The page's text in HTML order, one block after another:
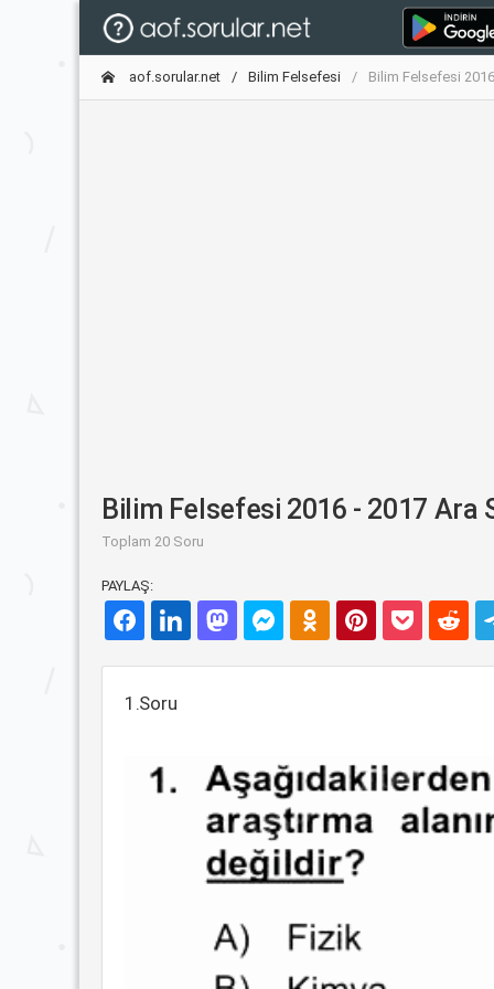
aof.sorular.net Bilim Felsefesi Bilim Felsefesi 2016
Bilim Felsefesi 2016 - 2017 Ara
Toplam 20 Soru
PAYLAŞ:
1.Soru